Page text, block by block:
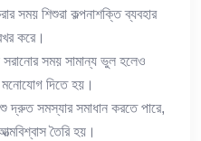
সময় শিশুরা কল্পনাশক্তি ব্যবহার
করে।
সময় সামান্য ভুল হলেও
দিতে হয়।
দ্রুত সমস্যার সমাধান করতে পারে,
তৈরি হয়।